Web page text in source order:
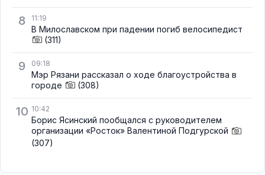
8 11:19
В Милославском при падении погиб велосипедист
(311)
9 09:18
Мэр Рязани рассказал о ходе благоустройства в
городе
(308)
10 10:42
Борис Ясинский пообщался с руководителем
организации «Росток» Валентиной Подгурской
(307)